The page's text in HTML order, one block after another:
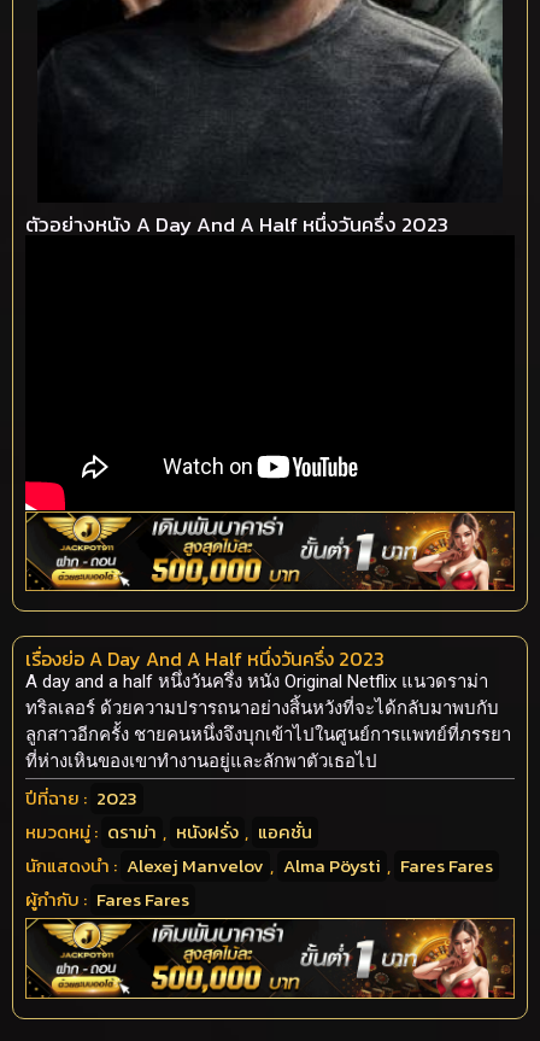
ตัวอย่างหนัง A Day And A Half หนึ่งวันครึ่ง 2023
เรื่องย่อ A Day And A Half หนึ่งวันครึ่ง 2023
A day and a half หนึ่งวันครึ่ง หนัง Original Netflix แนวดราม่า
ทริลเลอร์ ด้วยความปรารถนาอย่างสิ้นหวังที่จะได้กลับมาพบกับ
ลูกสาวอีกครั้ง ชายคนหนึ่งจึงบุกเข้าไปในศูนย์การแพทย์ที่ภรรยา
ที่ห่างเหินของเขาทำงานอยู่และลักพาตัวเธอไป
ปีที่ฉาย : 2023
หมวดหมู่ : ดราม่า , หนังฝรั่ง , แอคชั่น
นักแสดงนำ : Alexej Manvelov , Alma Pöysti , Fares Fares
ผู้กำกับ : Fares Fares